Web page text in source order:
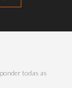
todas as